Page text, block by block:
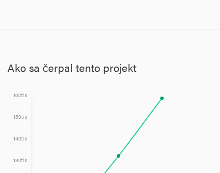
Ako sa čerpal tento projekt
130tis
140tis
150tis
160tis